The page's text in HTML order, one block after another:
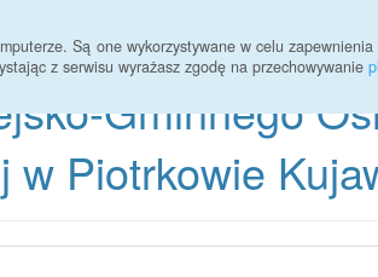
Są one wykorzystywane w celu
z serwisu wyrażasz zgodę na przechowywanie
Gminnego
w Piotrkowie